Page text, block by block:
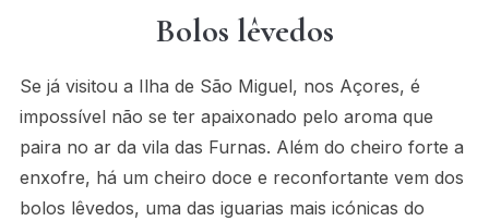
Bolos lêvedos
Se já visitou a Ilha de São Miguel, nos Açores, é
impossível não se ter apaixonado pelo aroma que
paira no ar da vila das Furnas. Além do cheiro forte a
enxofre, há um cheiro doce e reconfortante vem dos
bolos lêvedos, uma das iguarias mais icónicas do